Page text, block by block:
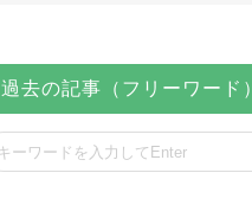
過去の記事（フリーワード）